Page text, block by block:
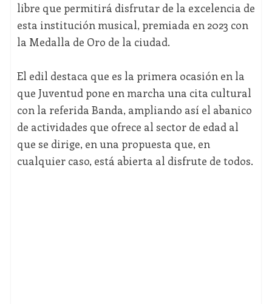
libre que permitirá disfrutar de la excelencia de
esta institución musical, premiada en 2023 con
la Medalla de Oro de la ciudad.
El edil destaca que es la primera ocasión en la
que Juventud pone en marcha una cita cultural
con la referida Banda, ampliando así el abanico
de actividades que ofrece al sector de edad al
que se dirige, en una propuesta que, en
cualquier caso, está abierta al disfrute de todos.